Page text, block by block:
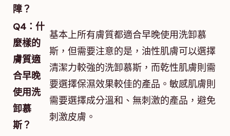
障？
Q4：什
麼樣的
膚質適
合早晚
使用洗
卸慕
斯？
基本上所有膚質都適合早晚使用洗卸慕
斯，但需要注意的是，油性肌膚可以選擇
清潔力較強的洗卸慕斯，而乾性肌膚則需
要選擇保濕效果較佳的產品。敏感肌膚則
需要選擇成分溫和、無刺激的產品，避免
刺激皮膚。